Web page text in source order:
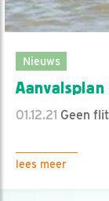
Nieuws
01.12.21 Geen
lees meer